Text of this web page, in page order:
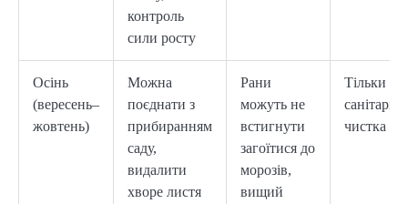
контроль
сили росту
Осінь
(вересень–
жовтень)
Можна
поєднати з
прибиранням
саду,
видалити
хворе листя
Рани
можуть не
встигнути
загоїтися до
морозів,
вищий
Тільки
санітарна
чистка